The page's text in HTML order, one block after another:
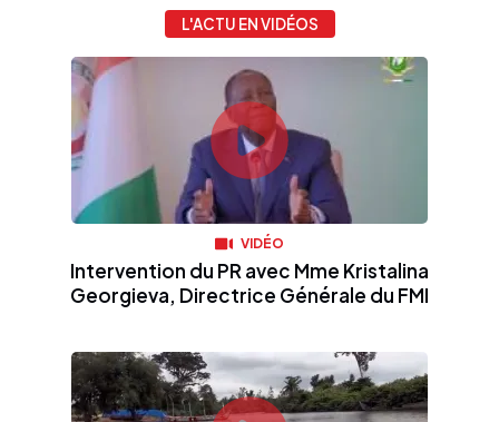
L'ACTU EN VIDÉOS
VIDÉO
Intervention du PR avec Mme Kristalina
Georgieva, Directrice Générale du FMI